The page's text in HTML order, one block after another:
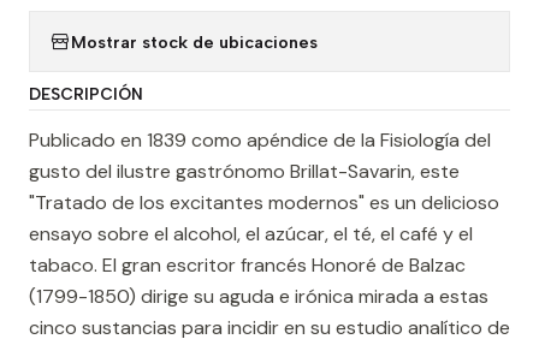
Mostrar stock de ubicaciones
DESCRIPCIÓN
Publicado en 1839 como apéndice de la Fisiología del
gusto del ilustre gastrónomo Brillat-Savarin, este
"Tratado de los excitantes modernos" es un delicioso
ensayo sobre el alcohol, el azúcar, el té, el café y el
tabaco. El gran escritor francés Honoré de Balzac
(1799-1850) dirige su aguda e irónica mirada a estas
cinco sustancias para incidir en su estudio analítico de